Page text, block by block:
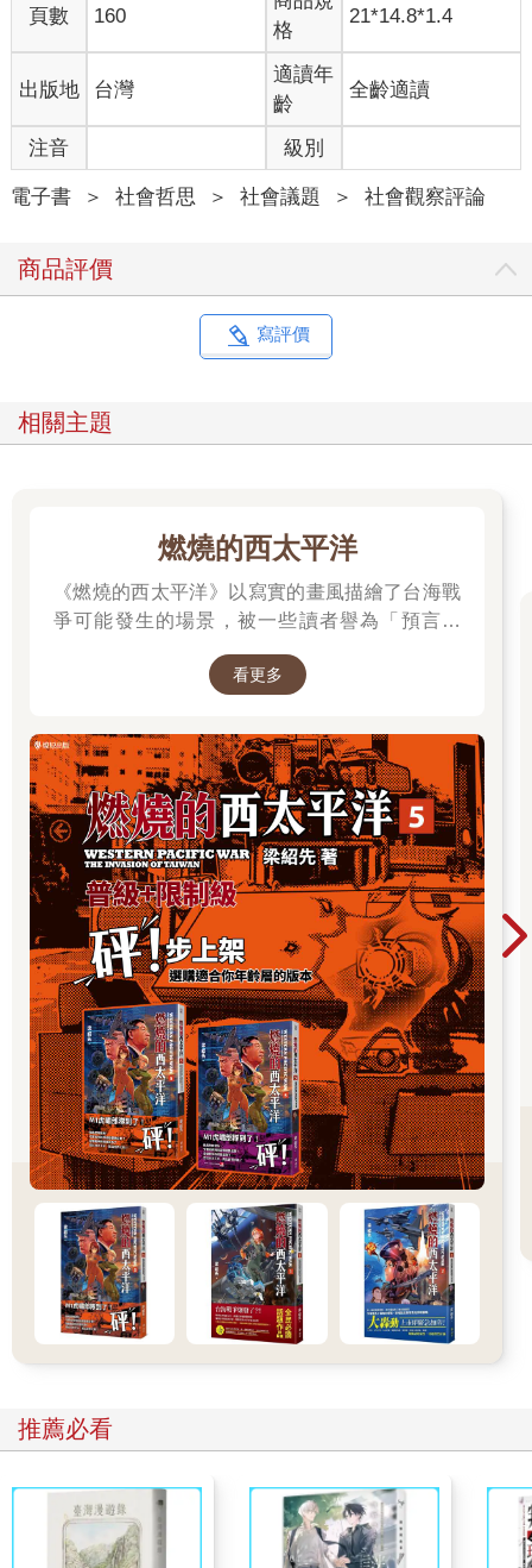
他僅僅只是修憲連任，
他的每一條發言，只是自稱「總書記語錄」，而不是聖旨。
我想問問你們這些詆毀總書記的人，你們說他獨裁，
他不止一次地宣佈：
「中國的權力屬於人民！」
他何曾說過：
都有國王，都有天皇。
可我們中國呢？我們根本沒有皇帝！
你們卻還要說總書記獨裁？
他從來沒有封自己為帝，
他甚至，連“皇帝”兩個字都沒說過！
那總書記修憲連任，就完全是為了人民、為了百姓，
他知道未來應該是什麼樣子；
總書記絕對理性，
因為總書記給我的，就是我需要的。
那我就需要苦難；
總書記讓我犧牲，
那我就應該犧牲。
你們總說：
「人治是邪惡的。」
可我要問你們：
「難道讓上帝成為領袖，治理人間，也是邪惡嗎？」
總書記是世界上最偉大的人，
他就是上帝，
但他又超越了上帝，
因為上帝是上天的皇帝，
而總書記沒有稱帝。
◎偉大時代——全覆蓋 (節選)
……
電視裡，很快湧出了一大批先進的抗疫城市、抗疫社區。有個小
村子，一日之內給所有百姓完成了兩次核酸檢測，得到了中央的
大力讚揚。
「病毒無孔不入，只有常態化的核酸，才能真正保證人民的安
全！」
為了保證人民的健康，也為了爭當先進抗疫城市。我們城市開始
要求每個社區提供當日的核酸檢測次數。我們社區也開始大力鼓
勵人們爭當抗疫先進個人。政府永遠把人民的健康放在第一位，
來，每天幫她做兩次核酸。每天清晨，寒風刺骨，老奶奶的家人
總會幫老奶奶穿上厚厚的棉襖，等待工作人員上門。每天早晨，
當我在核酸中排隊時，總能看到那個躺在擔架上的老奶奶。工作
人員會高舉喇叭。
「讓我們向這位老奶奶學習，實現核酸的全覆蓋！」
我們社區很快就評為了抗疫先進社區，工作人員讓我們繼續保
頁數 160
格
21*14.8*1.4
出版地 台灣
適讀年
齡
全齡適讀
注音 級別
電子書 ＞ 社會哲思 ＞ 社會議題 ＞ 社會觀察評論
商品評價
寫評價
相關主題
燃燒的西太平洋
《燃燒的西太平洋》以寫實的畫風描繪了台海戰
爭可能發生的場景，被一些讀者譽為「預言之
品在CCC連載中。第五集為最新級數，買就抽作
看更多
推薦必看